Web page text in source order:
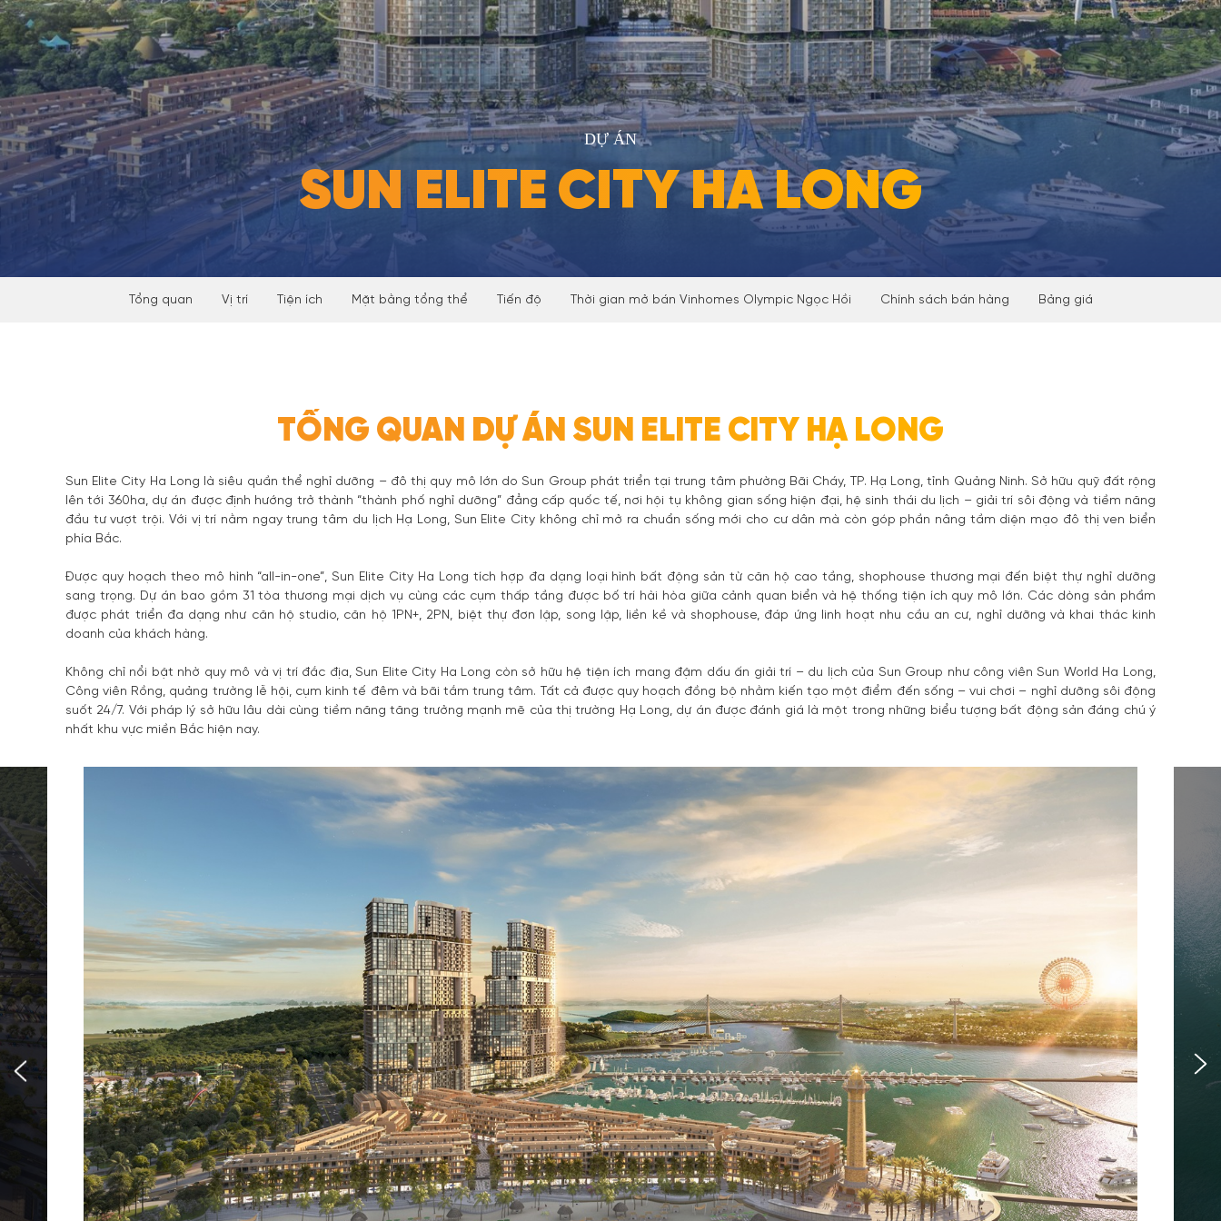
DỰ ÁN
SUN ELITE CITY HA LONG
Tổng quan Vị trí Tiện ích Mặt bằng tổng thể Tiến độ Thời gian mở bán Vinhomes Olympic Ngọc Hồi Chính sách bán hàng Bảng giá
TỔNG QUAN DỰ ÁN SUN ELITE CITY HẠ LONG
Sun Elite City Ha Long là siêu quần thể nghỉ dưỡng – đô thị quy mô lớn do Sun Group phát triển tại trung tâm phường Bãi Cháy, TP. Hạ Long, tỉnh Quảng Ninh. Sở hữu quỹ đất rộng
lên tới 360ha, dự án được định hướng trở thành “thành phố nghỉ dưỡng” đẳng cấp quốc tế, nơi hội tụ không gian sống hiện đại, hệ sinh thái du lịch – giải trí sôi động và tiềm năng
đầu tư vượt trội. Với vị trí nằm ngay trung tâm du lịch Hạ Long, Sun Elite City không chỉ mở ra chuẩn sống mới cho cư dân mà còn góp phần nâng tầm diện mạo đô thị ven biển
phía Bắc.
Được quy hoạch theo mô hình “all-in-one”, Sun Elite City Ha Long tích hợp đa dạng loại hình bất động sản từ căn hộ cao tầng, shophouse thương mại đến biệt thự nghỉ dưỡng
sang trọng. Dự án bao gồm 31 tòa thương mại dịch vụ cùng các cụm thấp tầng được bố trí hài hòa giữa cảnh quan biển và hệ thống tiện ích quy mô lớn. Các dòng sản phẩm
được phát triển đa dạng như căn hộ studio, căn hộ 1PN+, 2PN, biệt thự đơn lập, song lập, liền kề và shophouse, đáp ứng linh hoạt nhu cầu an cư, nghỉ dưỡng và khai thác kinh
doanh của khách hàng.
Không chỉ nổi bật nhờ quy mô và vị trí đắc địa, Sun Elite City Ha Long còn sở hữu hệ tiện ích mang đậm dấu ấn giải trí – du lịch của Sun Group như công viên Sun World Ha Long,
Công viên Rồng, quảng trường lễ hội, cụm kinh tế đêm và bãi tắm trung tâm. Tất cả được quy hoạch đồng bộ nhằm kiến tạo một điểm đến sống – vui chơi – nghỉ dưỡng sôi động
suốt 24/7. Với pháp lý sở hữu lâu dài cùng tiềm năng tăng trưởng mạnh mẽ của thị trường Hạ Long, dự án được đánh giá là một trong những biểu tượng bất động sản đáng chú ý
nhất khu vực miền Bắc hiện nay.